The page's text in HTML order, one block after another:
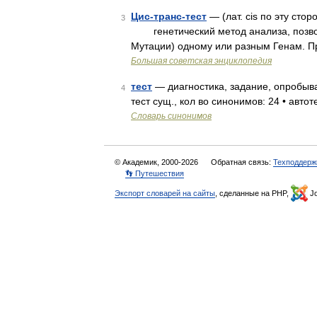
3 Цис-транс-тест — (лат. cis по эту
генетический метод анализа,
Мутации) одному или разным Генам.
Большая советская энциклопедия
4 тест — диагностика, задание,
тест сущ., кол во синонимов: 24 •
Словарь синонимов
© Академик, 2000-2026 Обратная связь:
👣 Путешествия
Экспорт словарей на сайты , сделанные на PHP,